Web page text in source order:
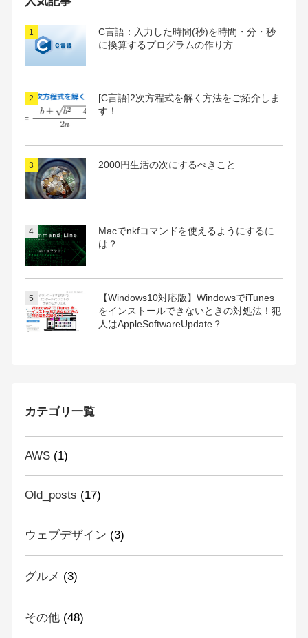
C言語：入力した時間(秒)を時間・分・秒
に換算するプログラムの作り方
[C言語]2次方程式を解く方法をご紹介しま
す！
2000円生活の次にするべきこと
Macでnkfコマンドを使えるようにするに
は？
【Windows10対応版】WindowsでiTunes
をインストールできないときの対処法！犯
人はAppleSoftwareUpdate？
カテゴリ一覧
AWS(1)
Old_posts (17)
ウェブデザイン (3)
グルメ (3)
その他(48)